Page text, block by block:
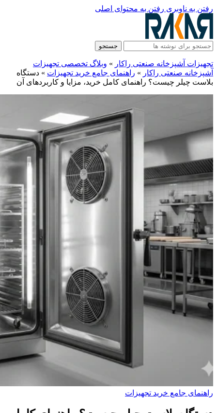
رفتن به ناوبری رفتن به محتوای اصلی
جستجو
تجهیزات آشپزخانه صنعتی راکار » وبلاگ تخصصی تجهیزات
آشپزخانه صنعتی راکار » راهنمای جامع خرید تجهیزات » دستگاه
بلاست چیلر چیست؟ راهنمای کامل خرید، مزایا و کاربردهای آن
راهنمای جامع خرید تجهیزات